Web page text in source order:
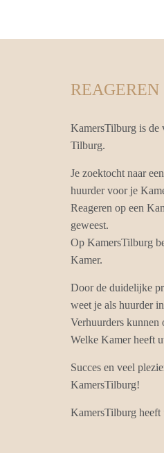
REAGEREN
KamersTilburg is de
Tilburg.
Je zoektocht naar
huurder voor je
Reageren op een
geweest.
Op KamersTilburg
Kamer.
Door de duidelijke
weet je als huurder
Verhuurders kunnen
Welke Kamer heeft
Succes en veel
KamersTilburg!
KamersTilburg